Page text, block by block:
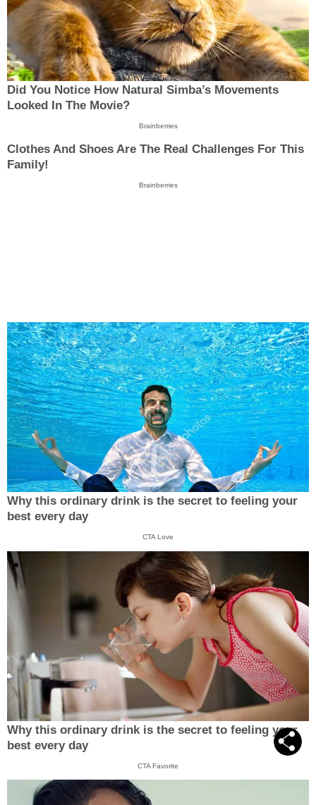
Did You Notice How Natural Simba’s Movements
Looked In The Movie?
Brainberries
Clothes And Shoes Are The Real Challenges For This
Family!
Brainberries
Why this ordinary drink is the secret to feeling your
best every day
CTA Love
Why this ordinary drink is the secret to feeling your
best every day
CTA Favorite